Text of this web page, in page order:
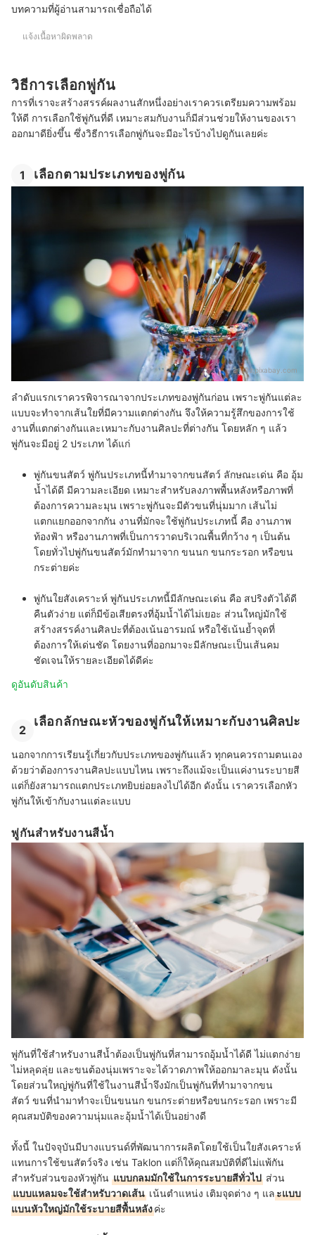
บทความที่ผู้อ่านสามารถเชื่อถือได้
แจ้งเนื้อหาผิดพลาด
วิธีการเลือกพู่กัน
การที่เราจะสร้างสรรค์ผลงานสักหนึ่งอย่างเราควรเตรียมความพร้อม
ให้ดี การเลือกใช้พู่กันที่ดี เหมาะสมกับงานก็มีส่วนช่วยให้งานของเรา
ออกมาดียิ่งขึ้น ซึ่งวิธีการเลือกพู่กันจะมีอะไรบ้างไปดูกันเลยค่ะ
1 เลือกตามประเภทของพู่กัน
อ้างอิง:pixabay.com
ลำดับแรกเราควรพิจารณาจากประเภทของพู่กันก่อน เพราะพู่กันแต่ละ
แบบจะทำจากเส้นใยที่มีความแตกต่างกัน จึงให้ความรู้สึกของการใช้
งานที่แตกต่างกันและเหมาะกับงานศิลปะที่ต่างกัน โดยหลัก ๆ แล้ว
พู่กันจะมีอยู่ 2 ประเภท ได้แก่
พู่กันขนสัตว์ พู่กันประเภทนี้ทำมาจากขนสัตว์ ลักษณะเด่น คือ อุ้ม
น้ำได้ดี มีความละเอียด เหมาะสำหรับลงภาพพื้นหลังหรือภาพที่
ต้องการความละมุน เพราะพู่กันจะมีตัวขนที่นุ่มมาก เส้นไม่
แตกแยกออกจากกัน งานที่มักจะใช้พู่กันประเภทนี้ คือ งานภาพ
ท้องฟ้า หรืองานภาพที่เป็นการวาดบริเวณพื้นที่กว้าง ๆ เป็นต้น
โดยทั่วไปพู่กันขนสัตว์มักทำมาจาก ขนนก ขนกระรอก หรือขน
กระต่ายค่ะ
พู่กันใยสังเคราะห์ พู่กันประเภทนี้มีลักษณะเด่น คือ สปริงตัวได้ดี
คืนตัวง่าย แต่ก็มีข้อเสียตรงที่อุ้มน้ำได้ไม่เยอะ ส่วนใหญ่มักใช้
สร้างสรรค์งานศิลปะที่ต้องเน้นอารมณ์ หรือใช้เน้นย้ำจุดที่
ต้องการให้เด่นชัด โดยงานที่ออกมาจะมีลักษณะเป็นเส้นคม
ชัดเจนให้รายละเอียดได้ดีค่ะ
ดูอันดับสินค้า
2
เลือกลักษณะหัวของพู่กันให้เหมาะกับงานศิลปะ
นอกจากการเรียนรู้เกี่ยวกับประเภทของพู่กันแล้ว ทุกคนควรถามตนเอง
ด้วยว่าต้องการงานศิลปะแบบไหน เพราะถึงแม้จะเป็นแค่งานระบายสี
แต่ก็ยังสามารถแตกประเภทยิบย่อยลงไปได้อีก ดังนั้น เราควรเลือกหัว
พู่กันให้เข้ากับงานแต่ละแบบ
พู่กันสำหรับงานสีน้ำ
พู่กันที่ใช้สำหรับงานสีน้ำต้องเป็นพู่กันที่สามารถอุ้มน้ำได้ดี ไม่แตกง่าย
ไม่หลุดลุ่ย และขนต้องนุ่มเพราะจะได้วาดภาพให้ออกมาละมุน ดังนั้น
โดยส่วนใหญ่พู่กันที่ใช้ในงานสีน้ำจึงมักเป็นพู่กันที่ทำมาจากขน
สัตว์ ขนที่นำมาทำจะเป็นขนนก ขนกระต่ายหรือขนกระรอก เพราะมี
คุณสมบัติของความนุ่มและอุ้มน้ำได้เป็นอย่างดี
ทั้งนี้ ในปัจจุบันมีบางแบรนด์ที่พัฒนาการผลิตโดยใช้เป็นใยสังเคราะห์
แทนการใช้ขนสัตว์จริง เช่น Taklon แต่ก็ให้คุณสมบัติที่ดีไม่แพ้กัน
สำหรับส่วนของหัวพู่กัน แบบกลมมักใช้ในการระบายสีทั่วไป ส่วน
แบบแหลมจะใช้สำหรับวาดเส้น เน้นตำแหน่ง เติมจุดต่าง ๆ และแบบ
แบนหัวใหญ่มักใช้ระบายสีพื้นหลังค่ะ